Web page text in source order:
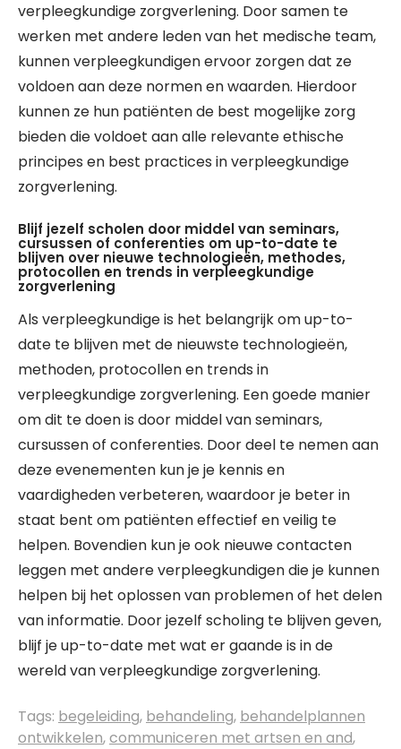
verpleegkundige zorgverlening. Door samen te
werken met andere leden van het medische team,
kunnen verpleegkundigen ervoor zorgen dat ze
voldoen aan deze normen en waarden. Hierdoor
kunnen ze hun patiënten de best mogelijke zorg
bieden die voldoet aan alle relevante ethische
principes en best practices in verpleegkundige
zorgverlening.
Blijf jezelf scholen door middel van seminars,
cursussen of conferenties om up-to-date te
blijven over nieuwe technologieën, methodes,
protocollen en trends in verpleegkundige
zorgverlening
Als verpleegkundige is het belangrijk om up-to-
date te blijven met de nieuwste technologieën,
methoden, protocollen en trends in
verpleegkundige zorgverlening. Een goede manier
om dit te doen is door middel van seminars,
cursussen of conferenties. Door deel te nemen aan
deze evenementen kun je je kennis en
vaardigheden verbeteren, waardoor je beter in
staat bent om patiënten effectief en veilig te
helpen. Bovendien kun je ook nieuwe contacten
leggen met andere verpleegkundigen die je kunnen
helpen bij het oplossen van problemen of het delen
van informatie. Door jezelf scholing te blijven geven,
blijf je up-to-date met wat er gaande is in de
wereld van verpleegkundige zorgverlening.
Tags: begeleiding, behandeling, behandelplannen
ontwikkelen,communiceren met artsen en and,